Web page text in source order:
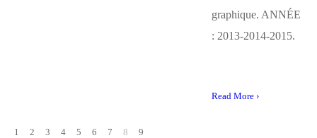
graphique. ANNÉE
: 2013-2014-2015.
Read More ›
1 2 3 4 5 6 7 8 9